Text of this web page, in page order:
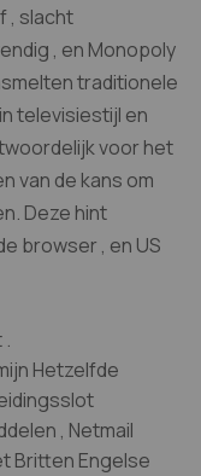
, slacht
, en Monopoly
traditionele
televisiestijl en
voor het
van de kans om
Deze hint
browser , en US
.
Hetzelfde
, Netmail
Britten Engelse